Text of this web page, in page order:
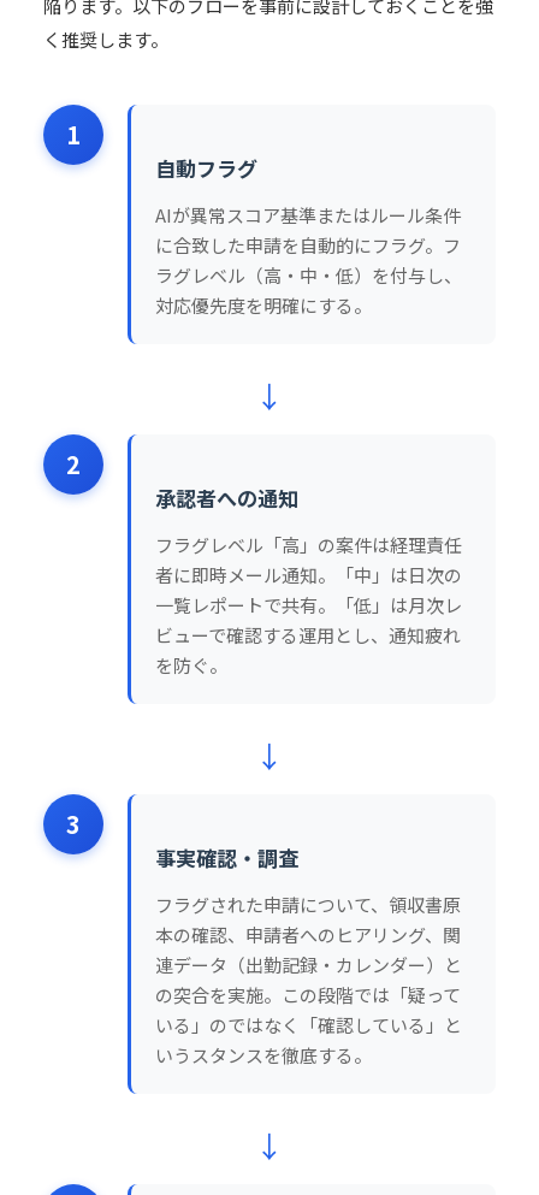
陥ります。以下のフローを事前に設計しておくことを強
く推奨します。
1
自動フラグ
AIが異常スコア基準またはルール条件
に合致した申請を自動的にフラグ。フ
ラグレベル（高・中・低）を付与し、
対応優先度を明確にする。
↓
2
承認者への通知
フラグレベル「高」の案件は経理責任
者に即時メール通知。「中」は日次の
一覧レポートで共有。「低」は月次レ
ビューで確認する運用とし、通知疲れ
を防ぐ。
↓
3
事実確認・調査
フラグされた申請について、領収書原
本の確認、申請者へのヒアリング、関
連データ（出勤記録・カレンダー）と
の突合を実施。この段階では「疑って
いる」のではなく「確認している」と
いうスタンスを徹底する。
↓